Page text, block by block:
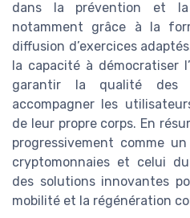
dans la prévention et
notamment grâce à la
diffusion d’exercices
la capacité à démocratiser
garantir la qualité
accompagner les
de leur propre corps. En
progressivement comme
cryptomonnaies et celui
des solutions innovantes
mobilité et la régénération